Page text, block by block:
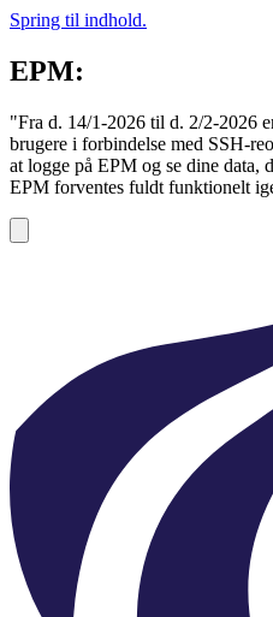
Spring til indhold.
EPM:
"Fra d. 14/1-2026 til d. 2/2-2026
brugere i forbindelse med SSH-
at logge på EPM og se dine data,
EPM forventes fuldt funktionelt